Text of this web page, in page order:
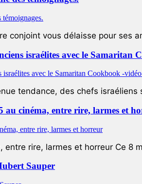
conjoint vous délaisse pour ses
israélites avec le Samaritan
tendance, des chefs
au cinéma, entre rire, larmes et
rire, larmes et horreur Ce 8
Sauper